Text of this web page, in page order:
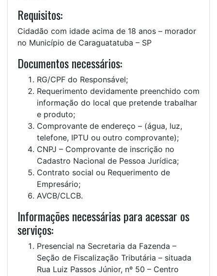
Requisitos:
Cidadão com idade acima de 18 anos – morador
no Município de Caraguatatuba – SP
Documentos necessários:
RG/CPF do Responsável;
Requerimento devidamente preenchido com
informação do local que pretende trabalhar
e produto;
Comprovante de endereço – (água, luz,
telefone, IPTU ou outro comprovante);
CNPJ – Comprovante de inscrição no
Cadastro Nacional de Pessoa Jurídica;
Contrato social ou Requerimento de
Empresário;
AVCB/CLCB.
Informações necessárias para acessar os
serviços:
Presencial na Secretaria da Fazenda –
Seção de Fiscalização Tributária – situada
Rua Luiz Passos Júnior, nº 50 – Centro